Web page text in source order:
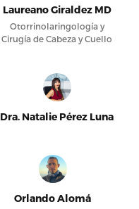
Laureano Giraldez MD
Otorrinolaringología y
Cirugía de Cabeza y Cuello
Dra. Natalie Pérez Luna
Orlando Alomá